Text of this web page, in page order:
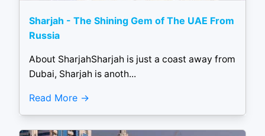
Sharjah - The Shining Gem of The UAE From
Russia
About SharjahSharjah is just a coast away from
Dubai, Sharjah is anoth...
Read More